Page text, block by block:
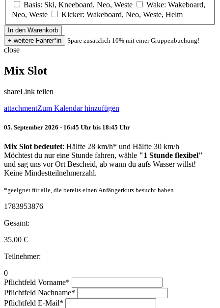
Basis: Ski, Kneeboard, Neo, Weste
Wake: Wakeboard,
Neo, Weste
Kicker: Wakeboard, Neo, Weste, Helm
Spare zusätzlich 10% mit einer Gruppenbuchung!
close
Mix Slot
shareLink teilen
attachmentZum Kalendar hinzufügen
05. September 2026 - 16:45 Uhr bis 18:45 Uhr
Mix Slot bedeutet: Hälfte 28 km/h* und Hälfte 30 km/h
Möchtest du nur eine Stunde fahren, wähle "1 Stunde flexibel"
und sag uns vor Ort Bescheid, ab wann du aufs Wasser willst!
Keine Mindestteilnehmerzahl.
*geeignet für alle, die bereits einen Anfängerkurs besucht haben.
1783953876
Gesamt:
35.00 €
Teilnehmer:
0
Pflichtfeld Vorname*
Pflichtfeld Nachname*
Pflichtfeld E-Mail*